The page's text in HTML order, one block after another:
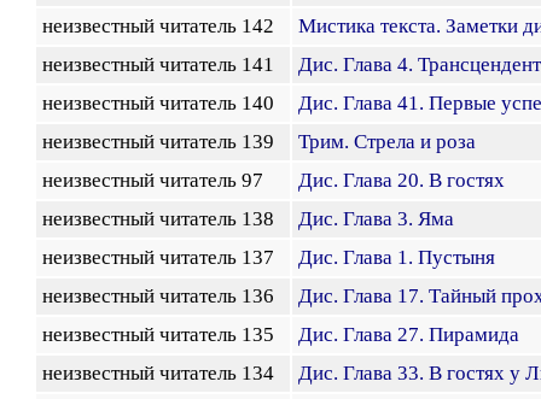
неизвестный читатель 142
Мистика текста. Заметки
неизвестный читатель 141
Дис. Глава 4.
неизвестный читатель 140
Дис. Глава 41. Первые
неизвестный читатель 139
Трим. Стрела и роза
неизвестный читатель 97
Дис. Глава 20. В гостях
неизвестный читатель 138
Дис. Глава 3. Яма
неизвестный читатель 137
Дис. Глава 1. Пустыня
неизвестный читатель 136
Дис. Глава 17. Тайный
неизвестный читатель 135
Дис. Глава 27. Пирамида
неизвестный читатель 134
Дис. Глава 33. В гостях у